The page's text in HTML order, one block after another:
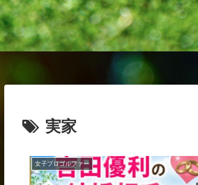
実家
女子プロゴルファー